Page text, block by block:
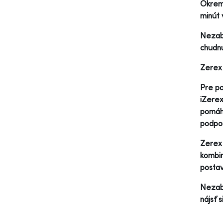
minút
Zerex
Pre
Zerex
nájsť